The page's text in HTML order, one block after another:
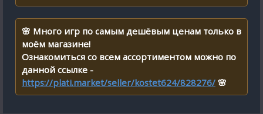
🌸 Много игр по самым дешёвым ценам только в
моём магазине!
Ознакомиться со всем ассортиментом можно по
данной ссылке -
https://plati.market/seller/kostet624/828276/ 🌸